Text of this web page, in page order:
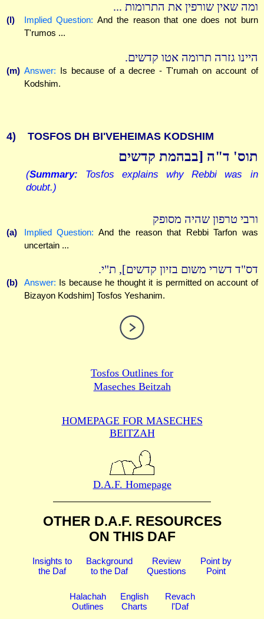
ומה שאין שורפין את התרומות ...
(l) Implied Question: And the reason that one does not burn
T'rumos ...
היינו גזרה תרומה אטו קדשים.
(m) Answer: Is because of a decree - T'rumah on account of
Kodshim.
4) TOSFOS DH BI'VEHEIMAS KODSHIM
תוס' ד"ה [בבהמת קדשים
(Summary: Tosfos explains why Rebbi was in
doubt.)
ורבי טרפון שהיה מסופק
(a) Implied Question: And the reason that Rebbi Tarfon was
uncertain ...
דס"ד דשרי משום בזיון קדשים], ת"י.
(b) Answer: Is because he thought it is permitted on account of
Bizayon Kodshim] Tosfos Yeshanim.
Tosfos Outlines for
Maseches Beitzah
HOMEPAGE FOR MASECHES
BEITZAH
D.A.F. Homepage
OTHER D.A.F. RESOURCES
ON THIS DAF
Insights to
the Daf
Background
to the Daf
Review
Questions
Point by
Point
Halachah
Outlines
English
Charts
Revach
l'Daf